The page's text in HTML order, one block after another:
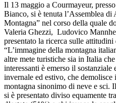
Il 13 maggio a Courmayeur,
Bianco, si è tenuta l’Assemblea
Montagna” nel corso della quale
Valeria Ghezzi, Ludovico
presentato la ricerca sulle
“L’immagine della montagna
altre mete turistiche sia in Italia
interessanti è emerso il
invernale ed estivo, che
montagna sinonimo di neve e sci.
si è presentato diviso equamente